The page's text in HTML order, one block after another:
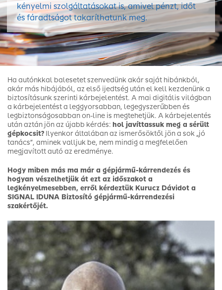
kényelmi szolgáltatásokat is, amivel pénzt, időt
és fáradtságot takaríthatunk meg.
Ha autónkkal balesetet szenvedünk akár saját hibánkból,
akár más hibájából, az első ijedtség után el kell kezdenünk a
biztosításunk szerinti kárbejelentést. A mai digitális világban
a kárbejelentést a leggyorsabban, legegyszerűbben és
legbiztonságosabban on-line is megtehetjük. A kárbejelentés
után aztán jön az újabb kérdés: hol javíttassuk meg a sérült
gépkocsit? Ilyenkor általában az ismerősöktől jön a sok „jó
tanács”, aminek valljuk be, nem mindig a megfelelően
megjavított autó az eredménye.
Hogy miben más ma már a gépjármű-kárrendezés és
hogyan vészelhetjük át ezt az időszakot a
legkényelmesebben, erről kérdeztük Kurucz Dávidot a
SIGNAL IDUNA Biztosító gépjármű-kárrendezési
szakértőjét.